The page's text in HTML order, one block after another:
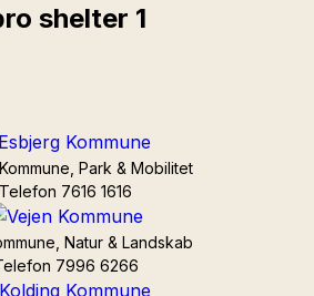
shelter 1
Park & Mobilitet
Telefon 7616 1616
Natur & Landskab
7996 6266